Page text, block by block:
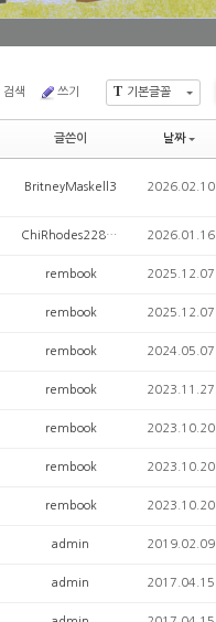
T 기본글꼴
검색 쓰기
글쓴이 날짜
BritneyMaskell3 2026.02.10
ChiRhodes2288678 2026.01.16
rembook 2025.12.07
rembook 2025.12.07
rembook 2024.05.07
rembook 2023.11.27
rembook 2023.10.20
rembook 2023.10.20
rembook 2023.10.20
admin 2019.02.09
admin 2017.04.15